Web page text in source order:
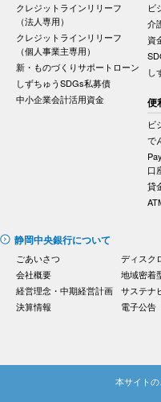
クレジットラインリリーフ
（法人専用）
クレジットラインリリーフ
（個人事業主専用）
新・ものづくりサポートローン
しずちゅうSDGs私募債
中小企業会計活用資金
ビ
介
資
し
便
ビ
で
口
貸
静岡中央銀行について
ごあいさつ
会社概要
経営理念・中期経営計画
決算情報
ディスク
地域密着
サステナ
電子公告
本サイト